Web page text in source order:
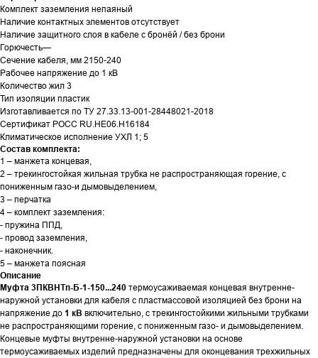
Комплект заземления непаяный
Наличие контактных элементов отсутствует
Наличие защитного слоя в кабеле с бронёй / без брони
Горючесть—
Сечение кабеля, мм 2150-240
Рабочее напряжение до 1 кВ
Количество жил 3
Тип изоляции пластик
Изготавливается по ТУ 27.33.13-001-28448021-2018
Сертификат РОСС RU.HЕ06.Н16184
Климатическое исполнение УХЛ 1; 5
Состав комплекта:
1 – манжета концевая,
2 – трекингостойкая жильная трубка не распространяющая горение, с
пониженным газо-и дымовыделением,
3 – перчатка
4 – комплект заземления:
- пружина ППД,
- провод заземления,
- наконечник.
5 – манжета поясная
Описание
Муфта 3ПКВНТп-Б-1-150...240 термоусаживаемая концевая внутренне-
наружной установки для кабеля с пластмассовой изоляцией без брони на
напряжение до 1 кВ включительно, с трекингостойкими жильными трубками
не распространяющими горение, с пониженным газо- и дымовыделением.
Концевые муфты внутренне-наружной установки на основе
термоусаживаемых изделий предназначены для оконцевания трехжильных